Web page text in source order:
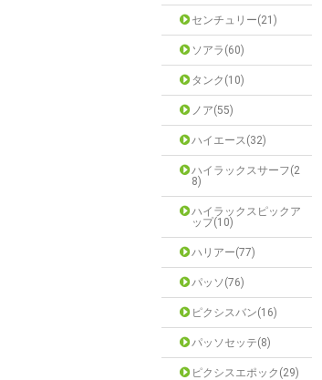
センチュリー(21)
ソアラ(60)
タンク(10)
ノア(55)
ハイエース(32)
ハイラックスサーフ(2
8)
ハイラックスピックア
ップ(10)
ハリアー(77)
パッソ(76)
ピクシスバン(16)
パッソセッテ(8)
ピクシスエポック(29)